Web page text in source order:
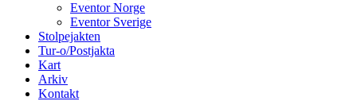
Eventor Norge
Eventor Sverige
Stolpejakten
Tur-o/Postjakta
Kart
Arkiv
Kontakt